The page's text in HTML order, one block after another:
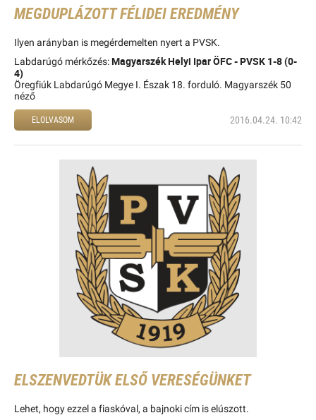
MEGDUPLÁZOTT FÉLIDEI EREDMÉNY
Ilyen arányban is megérdemelten nyert a PVSK.
Labdarúgó mérkőzés:Magyarszék Helyi Ipar ÖFC - PVSK 1-8 (0-
4)
Öregfiúk Labdarúgó Megye I. Észak 18. forduló. Magyarszék 50
néző
ELOLVASOM 2016.04.24. 10:42
ELSZENVEDTÜK ELSŐ VERESÉGÜNKET
Lehet, hogy ezzel a fiaskóval, a bajnoki cím is elúszott.